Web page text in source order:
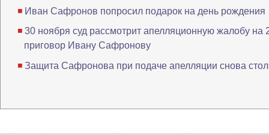
Иван Сафронов попросил подарок на день рождения
30 ноября суд рассмотрит апелляционную жалобу на
приговор Ивану Сафронову
Защита Сафронова при подаче апелляции снова